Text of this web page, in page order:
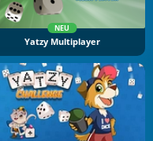
NEU
Yatzy Multiplayer